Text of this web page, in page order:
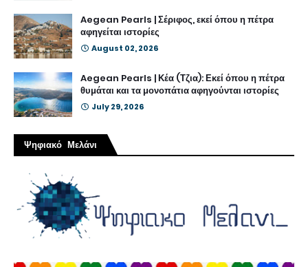
Aegean Pearls | Σέριφος, εκεί όπου η πέτρα
αφηγείται ιστορίες
August 02, 2026
Aegean Pearls | Κέα (Τζια): Εκεί όπου η πέτρα
θυμάται και τα μονοπάτια αφηγούνται ιστορίες
July 29, 2026
Ψηφιακό Μελάνι